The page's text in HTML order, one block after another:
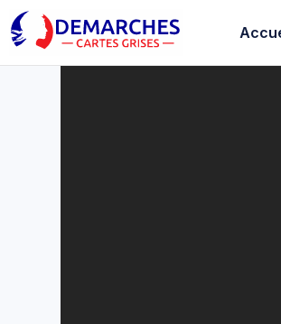
Sans permis